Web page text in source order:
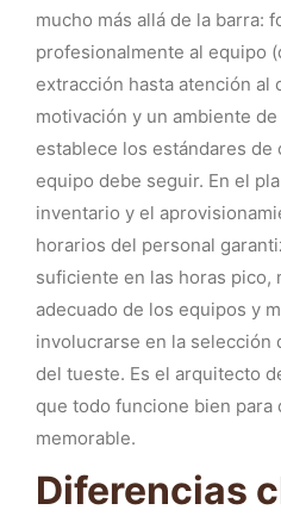
mucho más allá de la barra:
profesionalmente al equipo
extracción hasta atención al
motivación y un ambiente
establece los estándares de
equipo debe seguir. En el
inventario y el
horarios del personal
suficiente en las horas pico,
adecuado de los equipos y
involucrarse en la selección
del tueste. Es el arquitecto
que todo funcione bien para
memorable.
Diferencias